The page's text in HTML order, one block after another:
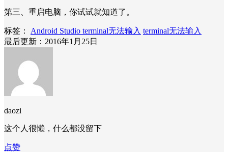
第三、重启电脑，你试试就知道了。
标签： Android Studio terminal无法输入 terminal无法输入
最后更新：2016年1月25日
daozi
这个人很懒，什么都没留下
点赞